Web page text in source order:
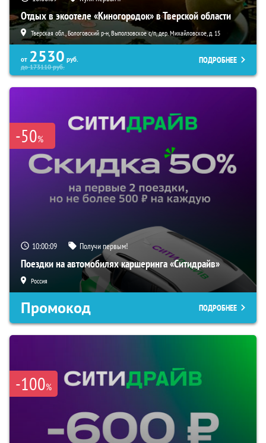
Отдых в экоотеле «Киногородок» в Тверской области
Тверская обл., Бологовский р-н, Выползовское с/п, дер. Михайловское, д. 15
от 2530 руб.
до173110руб.
ПОДРОБНЕЕ
-50%
10:00:08 Получи первым!
Поездки на автомобилях каршеринга «Ситидрайв»
Россия
Промокод ПОДРОБНЕЕ
-100%